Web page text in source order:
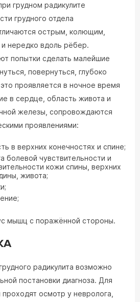
грудном радикулите
грудного отдела
острым, колющим,
нередко вдоль рёбер.
попытки сделать малейшие
повернуться, глубоко
проявляется в ночное время
в сердце, область живота и
железы, сопровождаются
проявлениями:
в верхних конечностях и спине;
болевой чувствительности и
кожи спины, верхних
живота;
мышц с поражённой стороны.
радикулита возможно
постановки диагноза. Для
осмотр у невролога,